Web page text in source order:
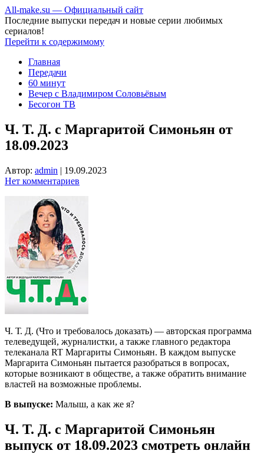
All-make.su — Официальный сайт
Последние выпуски передач и новые серии любимых
сериалов!
Перейти к содержимому
Главная
Передачи
60 минут
Вечер с Владимиром Соловьёвым
Бесогон ТВ
Ч. Т. Д. с Маргаритой Симоньян от
18.09.2023
Автор: admin | 19.09.2023
Нет комментариев
Ч. Т. Д. (Что и требовалось доказать) — авторская программа
телеведущей, журналистки, а также главного редактора
телеканала RT Маргариты Симоньян. В каждом выпуске
Маргарита Симоньян пытается разобраться в вопросах,
которые возникают в обществе, а также обратить внимание
властей на возможные проблемы.
В выпуске: Малыш, а как же я?
Ч. Т. Д. с Маргаритой Симоньян
выпуск от 18.09.2023 смотреть онлайн